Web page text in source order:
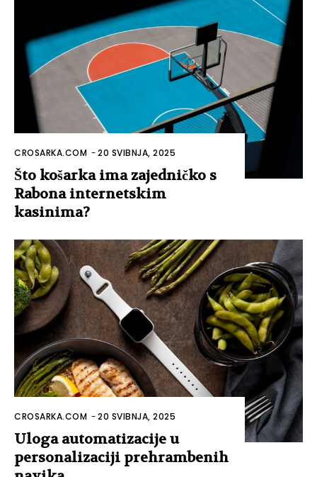
CROSARKA.COM -20 SVIBNJA, 2025
Što košarka ima zajedničko s
Rabona internetskim
kasinima?
CROSARKA.COM -20 SVIBNJA, 2025
Uloga automatizacije u
personalizaciji prehrambenih